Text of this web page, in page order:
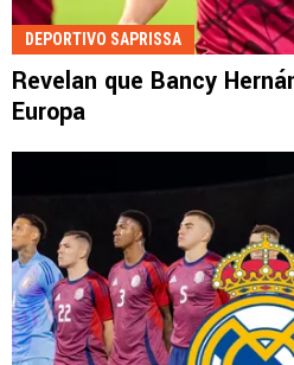
DEPORTIVO SAPRISSA
Revelan que Bancy
Europa